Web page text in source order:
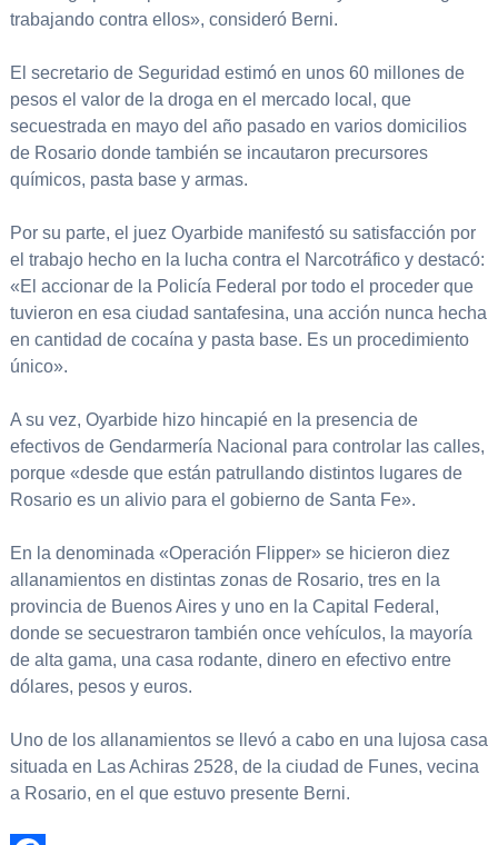
trabajando contra ellos», consideró Berni.
El secretario de Seguridad estimó en unos 60 millones de
pesos el valor de la droga en el mercado local, que
secuestrada en mayo del año pasado en varios domicilios
de Rosario donde también se incautaron precursores
químicos, pasta base y armas.
Por su parte, el juez Oyarbide manifestó su satisfacción por
el trabajo hecho en la lucha contra el Narcotráfico y destacó:
«El accionar de la Policía Federal por todo el proceder que
tuvieron en esa ciudad santafesina, una acción nunca hecha
en cantidad de cocaína y pasta base. Es un procedimiento
único».
A su vez, Oyarbide hizo hincapié en la presencia de
efectivos de Gendarmería Nacional para controlar las calles,
porque «desde que están patrullando distintos lugares de
Rosario es un alivio para el gobierno de Santa Fe».
En la denominada «Operación Flipper» se hicieron diez
allanamientos en distintas zonas de Rosario, tres en la
provincia de Buenos Aires y uno en la Capital Federal,
donde se secuestraron también once vehículos, la mayoría
de alta gama, una casa rodante, dinero en efectivo entre
dólares, pesos y euros.
Uno de los allanamientos se llevó a cabo en una lujosa casa
situada en Las Achiras 2528, de la ciudad de Funes, vecina
a Rosario, en el que estuvo presente Berni.